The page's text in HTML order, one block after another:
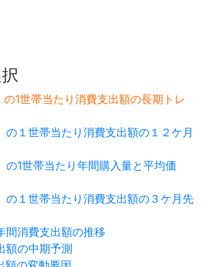
1世帯当たり消費支出額の長期トレ
の１世帯当たり消費支出額の１２ケ月
の1世帯当たり年間購入量と平均価
の１世帯当たり消費支出額の３ケ月先
間消費支出額の推移
額の中期予測